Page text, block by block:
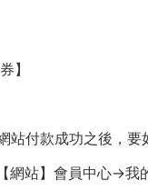
】
站付款成功之後，
網站】會員中心→我